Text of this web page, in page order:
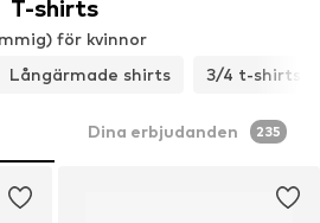
T-shirts
för kvinnor
Långärmade shirts 3/4 t-shirts
Dina erbjudanden 235